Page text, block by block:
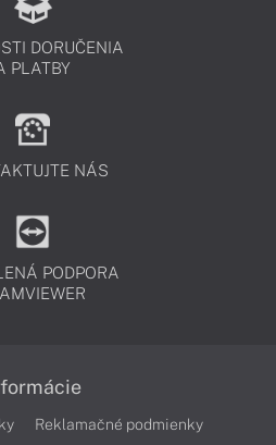
DORUČENIA
PLATBY
NÁS
PODPORA
Reklamačné podmienky